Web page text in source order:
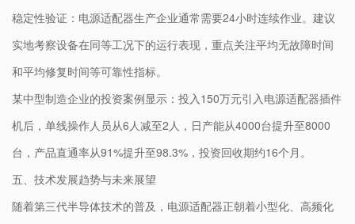
稳定性验证：电源适配器生产企业通常需要24小时连续作业。建议
实地考察设备在同等工况下的运行表现，重点关注平均无故障时间
和平均修复时间等可靠性指标。
某中型制造企业的投资案例显示：投入150万元引入电源适配器插件
机后，单线操作人员从6人减至2人，日产能从4000台提升至8000
台，产品直通率从91%提升至98.3%，投资回收期约16个月。
五、技术发展趋势与未来展望
随着第三代半导体技术的普及，电源适配器正朝着小型化、高频化